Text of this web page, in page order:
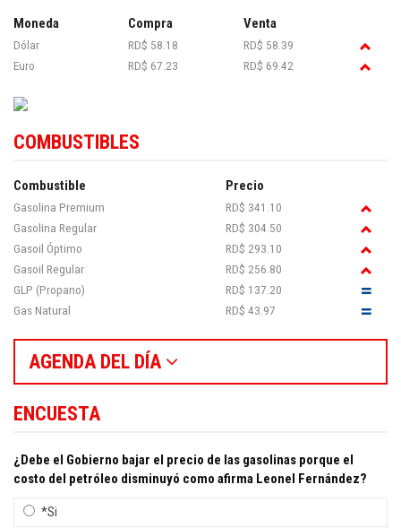
Moneda Compra Venta
Dólar RD$ 58.18
RD$ 58.39
Euro
RD$ 67.23 RD$ 69.42
COMBUSTIBLES
Combustible Precio
Gasolina Premium
RD$ 341.10
Gasolina Regular
RD$ 304.50
Gasoil Óptimo
RD$ 293.10
Gasoil Regular
RD$ 256.80
GLP (Propano)
RD$ 137.20
Gas Natural
RD$ 43.97
AGENDA DEL DÍA
ENCUESTA
¿Debe el Gobierno bajar el precio de las gasolinas porque el
costo del petróleo disminuyó como afirma Leonel Fernández?
*Si